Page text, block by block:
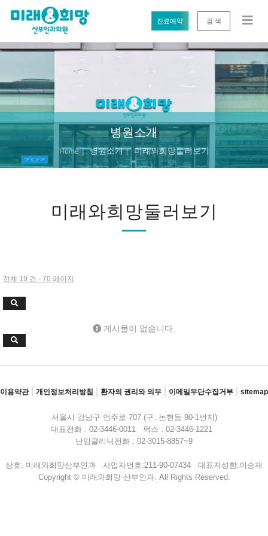
진료예약 검 색
병원소개
Home 병원소개 미래와희망둘러보기
미래와희망둘러보기
전체 19 건 - 70 페이지
게시물이 없습니다.
이용약관 개인정보처리방침 환자의 권리와 의무 이메일무단수집거부 sitemap
서울시 강남구 언주로 707 (구. 논현동 90-1번지)
대표전화 : 02-3446-0011 팩스 : 02-3446-1221
난임클리닉전화 : 02-3015-8857~9
상호: 미래와희망산부인과 사업자번호:211-90-07434 대표자성함:이승재
Copyright © 미래와희망 산부인과. All Rights Reserved.